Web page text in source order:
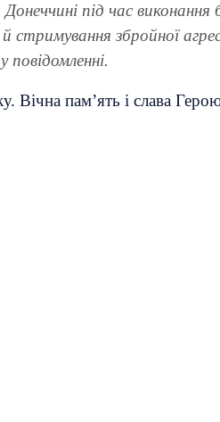
під час виконання
й стримування збройної
Вічна пам’ять і слава